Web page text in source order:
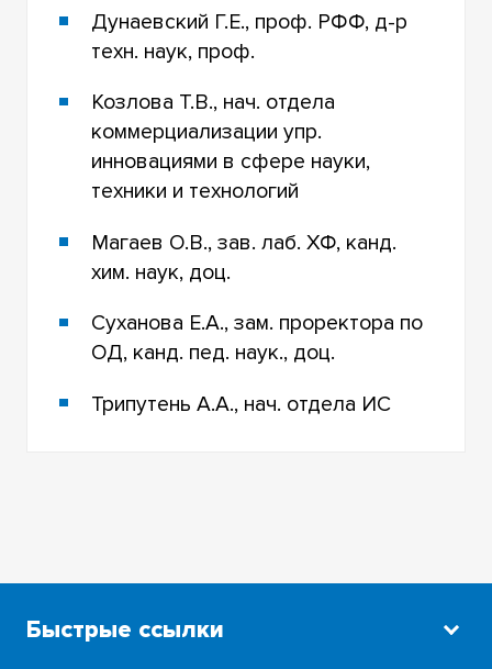
Дунаевский Г.Е., проф. РФФ, д-р
техн. наук, проф.
Козлова Т.В., нач. отдела
коммерциализации упр.
инновациями в сфере науки,
техники и технологий
Магаев О.В., зав. лаб. ХФ, канд.
хим. наук, доц.
Суханова Е.А., зам. проректора по
ОД, канд. пед. наук., доц.
Трипутень А.А., нач. отдела ИС
Быстрые ссылки